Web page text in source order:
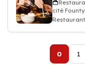
cité
0 1